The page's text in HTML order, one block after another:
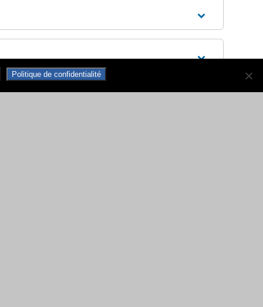
Politique de confidentialité